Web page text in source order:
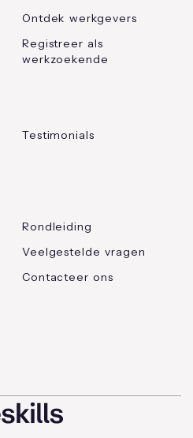
Ontdek werkgevers
Registreer als
werkzoekende
Testimonials
Rondleiding
Veelgestelde vragen
Contacteer ons